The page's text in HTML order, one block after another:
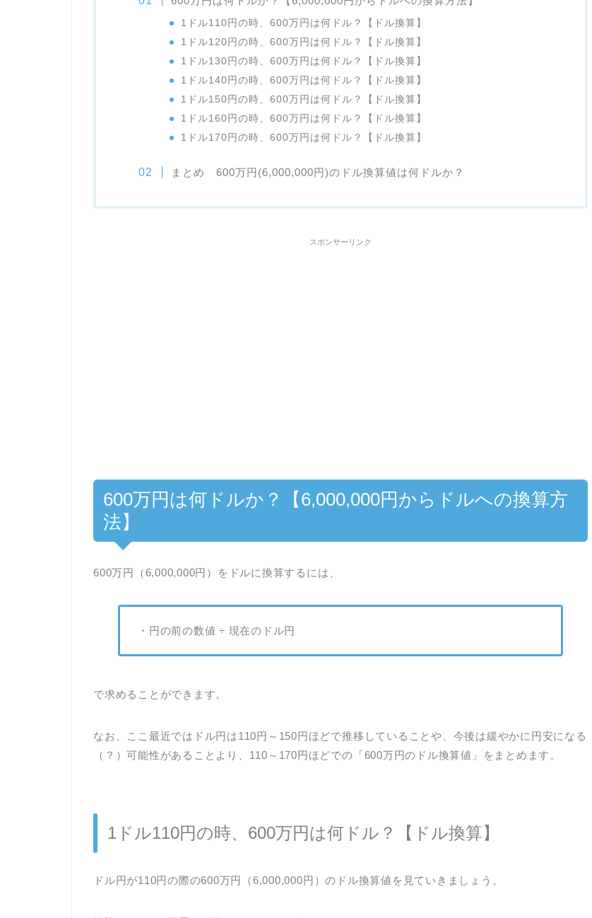
1ドル110円の時、600万円は何ドル？【ドル換算】
1ドル120円の時、600万円は何ドル？【ドル換算】
1ドル130円の時、600万円は何ドル？【ドル換算】
1ドル140円の時、600万円は何ドル？【ドル換算】
1ドル150円の時、600万円は何ドル？【ドル換算】
1ドル160円の時、600万円は何ドル？【ドル換算】
1ドル170円の時、600万円は何ドル？【ドル換算】
まとめ 600万円(6,000,000円)のドル換算値は何ドルか？
スポンサーリンク
600万円は何ドルか？【6,000,000円からドルへの換算方
法】
600万円（6,000,000円）をドルに換算するには、
・円の前の数値 ÷ 現在のドル円
で求めることができます。
なお、ここ最近ではドル円は110円～150円ほどで推移していることや、今後は緩やかに円安になる
（？）可能性があることより、110～170円ほどでの「600万円のドル換算値」をまとめます。
1ドル110円の時、600万円は何ドル？【ドル換算】
ドル円が110円の際の600万円（6,000,000円）のドル換算値を見ていきましょう。